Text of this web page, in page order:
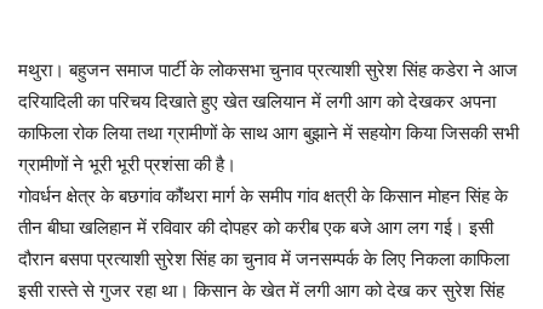
मथुरा। बहुजन समाज पार्टी के लोकसभा चुनाव प्रत्याशी सुरेश सिंह कडेरा ने आज
दरियादिली का परिचय दिखाते हुए खेत खलियान में लगी आग को देखकर अपना
काफिला रोक लिया तथा ग्रामीणों के साथ आग बुझाने में सहयोग किया जिसकी सभी
ग्रामीणों ने भूरी भूरी प्रशंसा की है।
गोवर्धन क्षेत्र के बछगांव कौंथरा मार्ग के समीप गांव क्षत्री के किसान मोहन सिंह के
तीन बीघा खलिहान में रविवार की दोपहर को करीब एक बजे आग लग गई। इसी
दौरान बसपा प्रत्याशी सुरेश सिंह का चुनाव में जनसम्पर्क के लिए निकला काफिला
इसी रास्ते से गुजर रहा था। किसान के खेत में लगी आग को देख कर सुरेश सिंह